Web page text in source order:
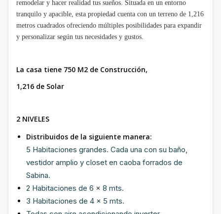
remodelar y hacer realidad tus sueños. Situada en un entorno
tranquilo y apacible, esta propiedad cuenta con un terreno de 1,216
metros cuadrados ofreciendo múltiples posibilidades para expandir
y personalizar según tus necesidades y gustos.
La casa tiene 750 M2 de Construcción,
1,216 de Solar
2 NIVELES
Distribuidos de la siguiente manera:
5 Habitaciones grandes. Cada una con su baño,
vestidor amplio y closet en caoba forrados de
Sabina.
2 Habitaciones de 6 x 8 mts.
3 Habitaciones de 4 x 5 mts.